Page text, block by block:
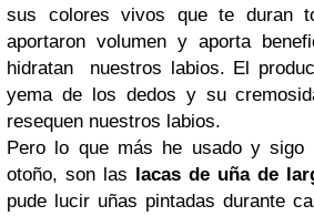
sus colores vivos que te duran
aportaron volumen y aporta
hidratan nuestros labios. El
yema de los dedos y su
resequen nuestros labios.
Pero lo que más he usado y sigo
otoño, son las lacas de uña de
pude lucir uñas pintadas durante